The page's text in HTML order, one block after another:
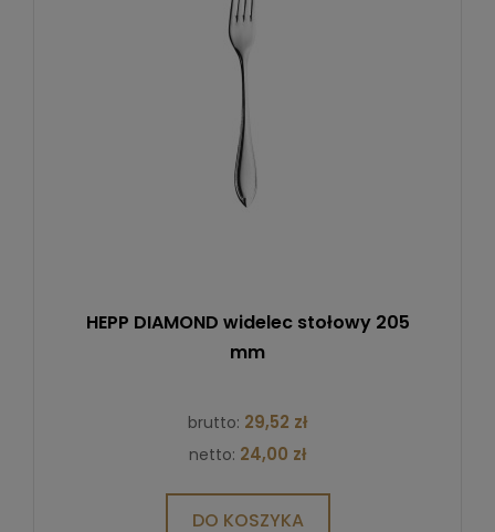
HEPP DIAMOND widelec stołowy 205
mm
brutto: 29,52 zł
netto: 24,00 zł
DO KOSZYKA